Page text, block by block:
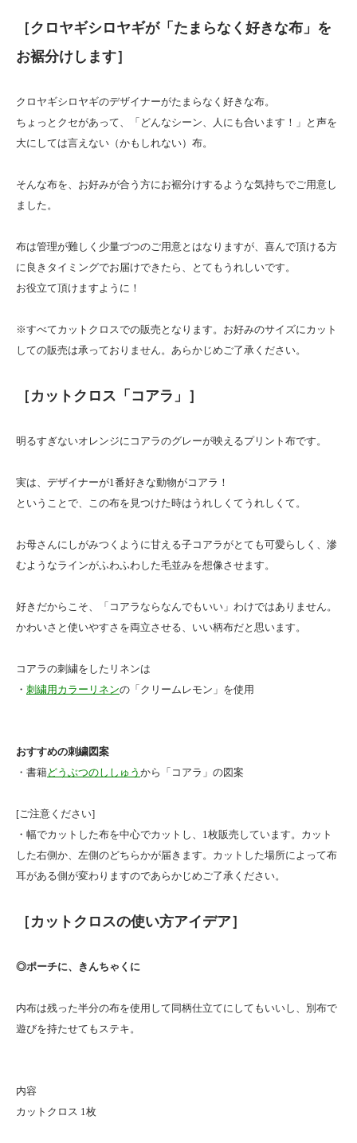
［クロヤギシロヤギが「たまらなく好きな布」を
お裾分けします］
クロヤギシロヤギのデザイナーがたまらなく好きな布。
ちょっとクセがあって、「どんなシーン、人にも合います！」と声を
大にしては言えない（かもしれない）布。
そんな布を、お好みが合う方にお裾分けするような気持ちでご用意し
ました。
布は管理が難しく少量づつのご用意とはなりますが、喜んで頂ける方
に良きタイミングでお届けできたら、とてもうれしいです。
お役立て頂けますように！
※すべてカットクロスでの販売となります。お好みのサイズにカット
しての販売は承っておりません。あらかじめご了承ください。
［カットクロス「コアラ」］
明るすぎないオレンジにコアラのグレーが映えるプリント布です。
実は、デザイナーが1番好きな動物がコアラ！
ということで、この布を見つけた時はうれしくてうれしくて。
お母さんにしがみつくように甘える子コアラがとても可愛らしく、滲
むようなラインがふわふわした毛並みを想像させます。
好きだからこそ、「コアラならなんでもいい」わけではありません。
かわいさと使いやすさを両立させる、いい柄布だと思います。
コアラの刺繍をしたリネンは
・ 刺繍用カラーリネンの「クリームレモン」を使用
おすすめの刺繍図案
・書籍どうぶつのししゅう から「コアラ」の図案
[ご注意ください]
・幅でカットした布を中心でカットし、1枚販売しています。カット
した右側か、左側のどちらかが届きます。カットした場所によって布
耳がある側が変わりますのであらかじめご了承ください。
［カットクロスの使い方アイデア］
◎ポーチに、きんちゃくに
内布は残った半分の布を使用して同柄仕立てにしてもいいし、別布で
遊びを持たせてもステキ。
内容
カットクロス 1枚